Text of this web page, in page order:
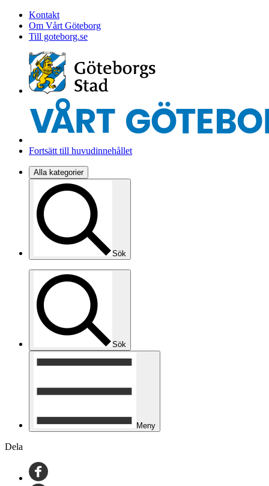
Kontakt
Om Vårt Göteborg
Till goteborg.se
Fortsätt till huvudinnehållet
Alla kategorier
Sök
Sök
Meny
Dela